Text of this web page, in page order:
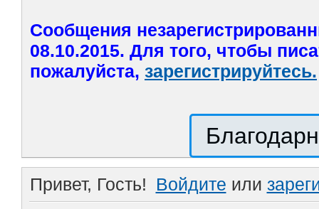
Сообщения
08.10.2015. Для того, чтобы
пожалуйста, зарегистрируйтесь.
Привет, Гость! Войдите или